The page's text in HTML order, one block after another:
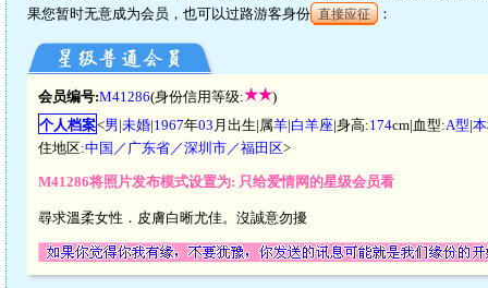
果您暂时无意成为会员，也可以过路游客身份 直接应征 ：
会员编号:M41286(身份信用等级:
)
个人档案<男|未婚|1967年03 月出生|属羊|白羊座|身高:174cm|血型:A型|
住地区:中国／广东省／深圳市／福田区>
M41286将照片发布模式设置为: 只给爱情网的星级会员看
尋求溫柔女性．皮膚白晰尤佳。沒誠意勿擾